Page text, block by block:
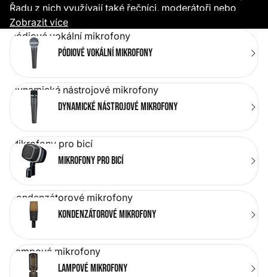
Řadu z nich využívají také řečníci, moderátoři nebo
vysílací studia a podle způsobu a místa využití se od
sebe konstrukčně liší. V této sekci najdete širokou
nabídku mikrofonů nástrojdynamických
kondenzátorových,páskových
, mikrofony s potřebou
phantomového napájení nebo
veškeré potřebné příslušenství.
Zobrazit více
Pódiové vokální mikrofony
Pódiové vokální mikrofony
Dynamické nástrojové mikrofony
Dynamické nástrojové mikrofony
Mikrofony pro bicí
Mikrofony pro bicí
Kondenzátorové mikrofony
Kondenzátorové mikrofony
Lampové mikrofony
Lampové mikrofony